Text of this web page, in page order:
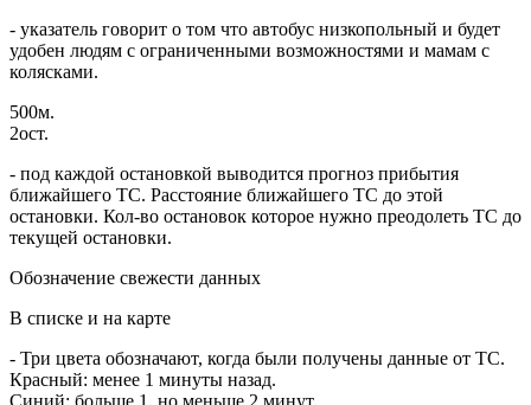
- указатель говорит о том что автобус низкопольный и будет
удобен людям с ограниченными возможностями и мамам с
колясками.
500м.
2ост.
- под каждой остановкой выводится прогноз прибытия
ближайшего ТС. Расстояние ближайшего ТС до этой
остановки. Кол-во остановок которое нужно преодолеть ТС до
текущей остановки.
Обозначение свежести данных
В списке и на карте
- Три цвета обозначают, когда были получены данные от ТС.
Красный: менее 1 минуты назад.
Синий: больше 1, но меньше 2 минут.